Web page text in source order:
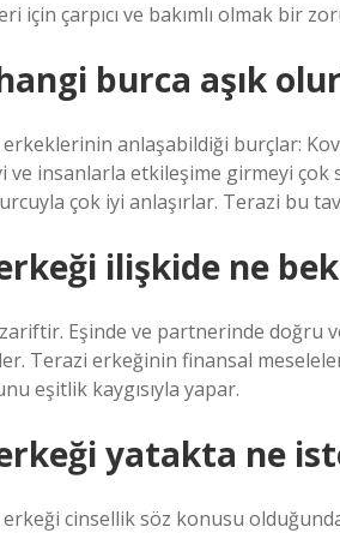
için çarpıcı ve bakımlı olmak bir
burca aşık
anlaşabildiği burçlar:
ve insanlarla etkileşime girmeyi
çok iyi anlaşırlar. Terazi bu
ilişkide ne
Eşinde ve partnerinde doğru
Terazi erkeğinin finansal
eşitlik kaygısıyla yapar.
yatakta ne
cinsellik söz konusu